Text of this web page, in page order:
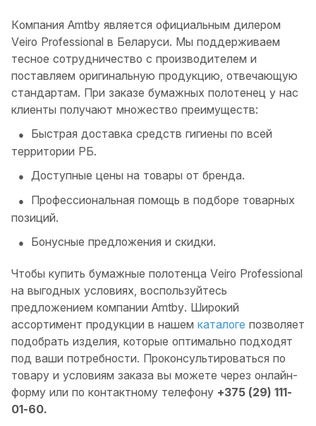
Компания Amtby является официальным дилером
Veiro Professional в Беларуси. Мы поддерживаем
тесное сотрудничество с производителем и
поставляем оригинальную продукцию, отвечающую
стандартам. При заказе бумажных полотенец у нас
клиенты получают множество преимуществ:
Быстрая доставка средств гигиены по всей
территории РБ.
Доступные цены на товары от бренда.
Профессиональная помощь в подборе товарных
позиций.
Бонусные предложения и скидки.
Чтобы купить бумажные полотенца Veiro Professional
на выгодных условиях, воспользуйтесь
предложением компании Amtby. Широкий
ассортимент продукции в нашем каталоге позволяет
подобрать изделия, которые оптимально подходят
под ваши потребности. Проконсультироваться по
товару и условиям заказа вы можете через онлайн-
форму или по контактному телефону +375 (29) 111-
01-60.